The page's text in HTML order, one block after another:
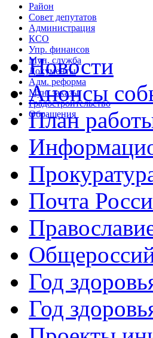
Район
Совет депутатов
Администрация
КСО
Упр. финансов
Мун. служба
Документы
Адм. реформа
Мун. заказы
Градостроительство
Обращения
Новости
Анонсы
План
Почта
Год
Год